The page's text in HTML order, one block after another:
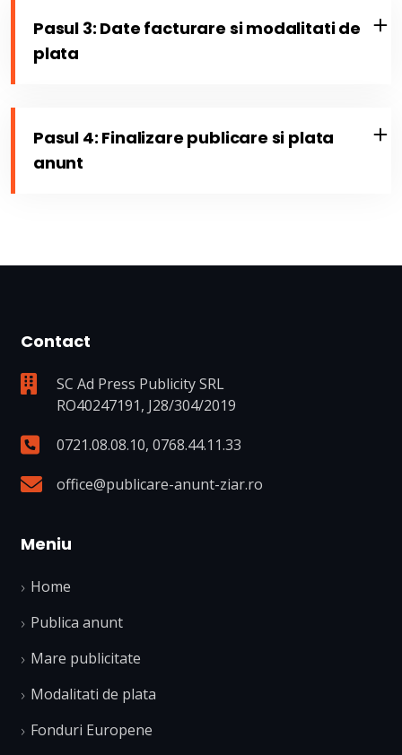
Pasul 3: Date facturare si modalitati de
plata
Pasul 4: Finalizare publicare si plata
anunt
Contact
SC Ad Press Publicity SRL
RO40247191, J28/304/2019
0721.08.08.10, 0768.44.11.33
office@publicare-anunt-ziar.ro
Meniu
Home
Publica anunt
Mare publicitate
Modalitati de plata
Fonduri Europene